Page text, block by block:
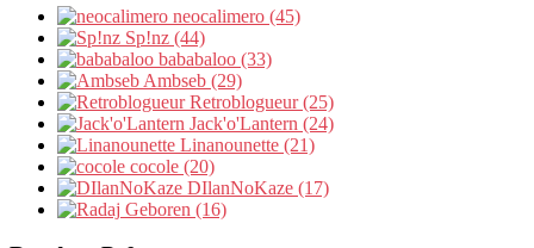
neocalimero (45)
Sp!nz (44)
bababaloo (33)
Ambseb (29)
Retroblogueur (25)
Jack'o'Lantern (24)
Linanounette (21)
cocole (20)
DIlanNoKaze (17)
Geboren (16)